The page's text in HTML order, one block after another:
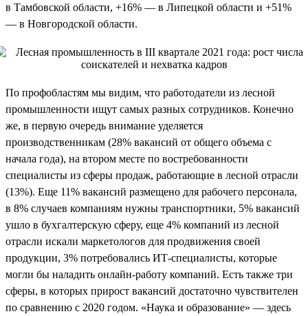
в Тамбовской области, +16% — в Липецкой области и +51%
— в Новгородской области.
По профобластям мы видим, что работодатели из лесной
промышленности ищут самых разных сотрудников. Конечно
же, в первую очередь внимание уделяется
производственникам (28% вакансий от общего объема с
начала года), на втором месте по востребованности
специалисты из сферы продаж, работающие в лесной отрасли
(13%). Еще 11% вакансий размещено для рабочего персонала,
в 8% случаев компаниям нужны транспортники, 5% вакансий
ушло в бухгалтерскую сферу, еще 4% компаний из лесной
отрасли искали маркетологов для продвижения своей
продукции, 3% потребовались ИТ-специалисты, которые
могли бы наладить онлайн-работу компаний. Есть также три
сферы, в которых прирост вакансий достаточно чувствителен
по сравнению с 2020 годом. «Наука и образование» — здесь